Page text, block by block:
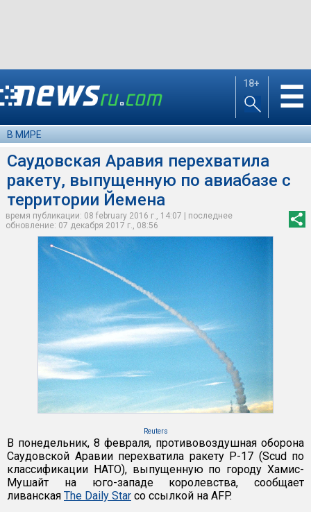
18+ ☰
В МИРЕ
Саудовская Аравия перехватила
ракету, выпущенную по авиабазе с
территории Йемена
время публикации: 08 february 2016 г., 14:07 | последнее
обновление: 07 декабря 2017 г., 08:56
Reuters
В понедельник, 8 февраля, противовоздушная оборона
Саудовской Аравии перехватила ракету Р-17 (Scud по
классификации НАТО), выпущенную по городу Хамис-
Мушайт на юго-западе королевства, сообщает
ливанская The Daily Star со ссылкой на AFP.